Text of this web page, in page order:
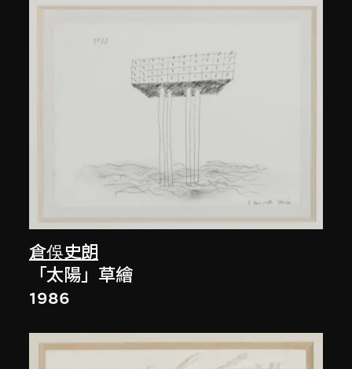
倉俁史朗
「太陽」草繪
1986